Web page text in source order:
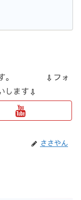
ます。 ⇩フォ
します⇩
ささやん